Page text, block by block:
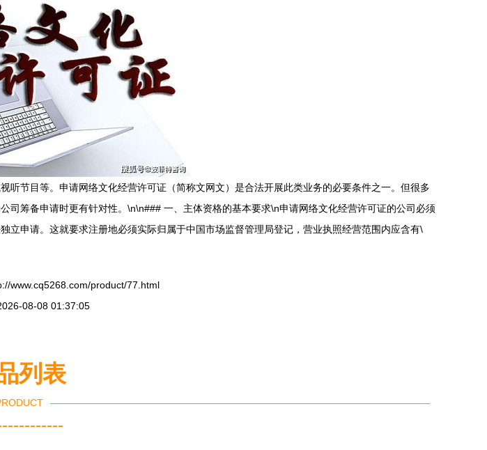
节目等。申请网络文化经营许可证（简称文网文）是合法开展此类业务的必要条件之一。但很多
筹备申请时更有针对性。\n\n### 一、主体资格的基本要求\n申请网络文化经营许可证的公司必须
申请。这就要求注册地必须实际归属于中国市场监督管理局登记，营业执照经营范围内应含有\
www.cq5268.com/product/77.html
08-08 01:37:05
列表